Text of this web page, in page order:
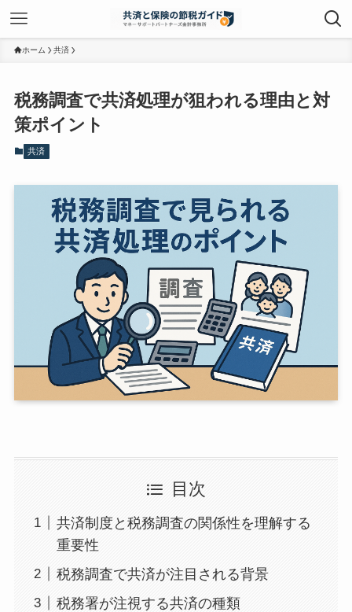
ホーム 共済
税務調査で共済処理が狙われる理由と対
策ポイント
共済
目次
共済制度と税務調査の関係性を理解する
重要性
税務調査で共済が注目される背景
税務署が注視する共済の種類